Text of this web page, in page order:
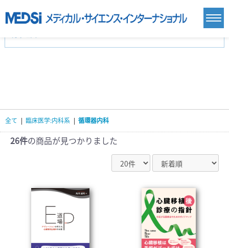
臨床医学:一般(359) 臨床医学:内科系(407)
基礎医学(93)
基礎医学関連科学(80)
看護学(21)
医療技術(16)
栄養学(0)
薬学(7)
医学一般(91) マルチメディア(0)
全て | 臨床医学:内科系 | 循環器内科
26件の商品が見つかりました